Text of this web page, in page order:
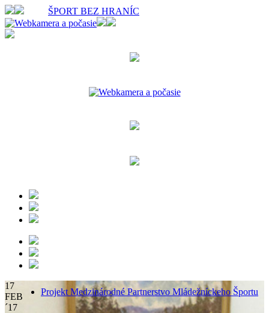
ŠPORT BEZ HRANÍC
Projekt Medzinárodné Partnerstvo Mládežníckeho Športu
17
FEB
´17